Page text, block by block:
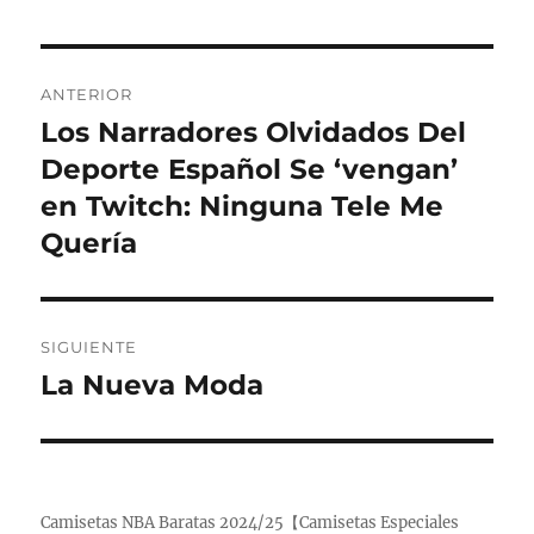
de
entradas
ANTERIOR
Entrada
anterior:
Los Narradores Olvidados Del
Deporte Español Se ‘vengan’
en Twitch: Ninguna Tele Me
Quería
SIGUIENTE
Entrada
La Nueva Moda
Camisetas NBA Baratas 2024/25【Camisetas Especiales